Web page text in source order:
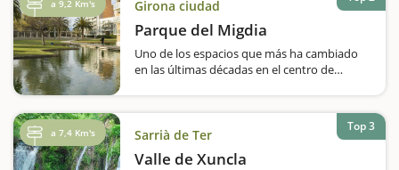
sus calles estrechas y empedradas, podréis
descubrir la historia de la comunidad judía
medieval…
a 9,2 Km's Girona ciudad
Parque del Migdia
Uno de los espacios que más ha cambiado
en las últimas décadas en el centro de
extensos cuarteles militares, y cuando…
a 7,4 Km's Sarrià de Ter
Valle de Xuncla
Top 3